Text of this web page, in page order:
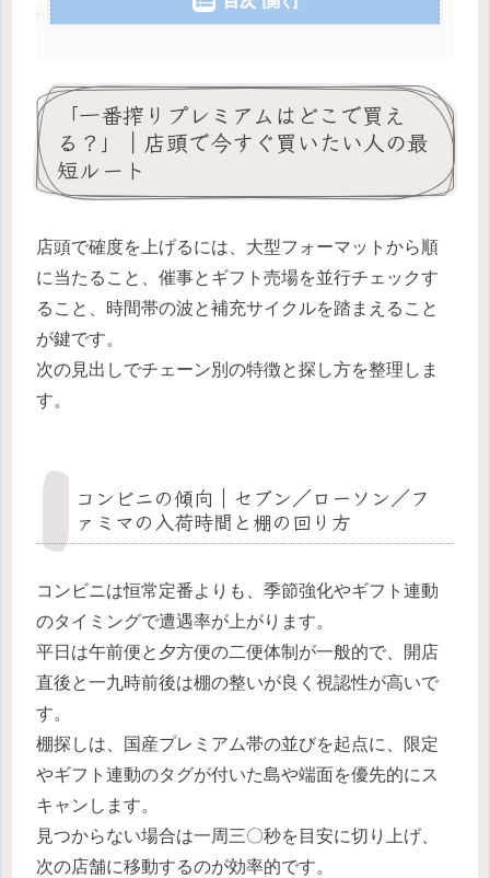
「一番搾りプレミアムはどこで買え
る？」｜店頭で今すぐ買いたい人の最
短ルート
店頭で確度を上げるには、大型フォーマットから順
に当たること、催事とギフト売場を並行チェックす
ること、時間帯の波と補充サイクルを踏まえること
が鍵です。
次の見出しでチェーン別の特徴と探し方を整理しま
す。
コンビニの傾向｜セブン／ローソン／フ
ァミマの入荷時間と棚の回り方
コンビニは恒常定番よりも、季節強化やギフト連動
のタイミングで遭遇率が上がります。
平日は午前便と夕方便の二便体制が一般的で、開店
直後と一九時前後は棚の整いが良く視認性が高いで
す。
棚探しは、国産プレミアム帯の並びを起点に、限定
やギフト連動のタグが付いた島や端面を優先的にス
キャンします。
見つからない場合は一周三〇秒を目安に切り上げ、
次の店舗に移動するのが効率的です。